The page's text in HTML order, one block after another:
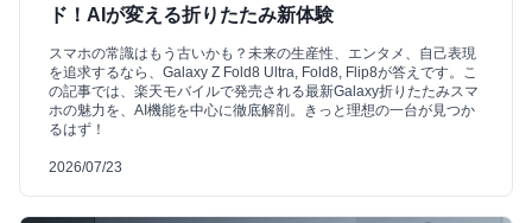
ド！AIが変える折りたたみ新体験
スマホの常識はもう古いかも？未来の生産性、エンタメ、自己表現
を追求するなら、Galaxy Z Fold8 Ultra, Fold8, Flip8が答えです。こ
の記事では、楽天モバイルで発売される最新Galaxy折りたたみスマ
ホの魅力を、AI機能を中心に徹底解剖。きっと理想の一台が見つか
るはず！
2026/07/23